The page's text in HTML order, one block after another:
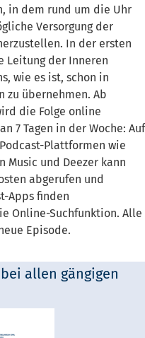
in dem rund um die Uhr
Versorgung der
In der ersten
Leitung der Inneren
wie es ist, schon in
zu übernehmen. Ab
die Folge online
7 Tagen in der Woche: Auf
Plattformen wie
Music und Deezer kann
abgerufen und
Apps finden
Online-Suchfunktion. Alle
Episode.
allen gängigen